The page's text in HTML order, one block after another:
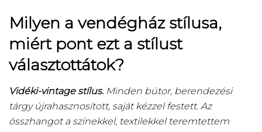
Milyen a vendégház stílusa,
miért pont ezt a stílust
választottátok?
Vidéki-vintage stílus. Minden bútor, berendezési
tárgy újrahasznosított, saját kézzel festett. Az
összhangot a színekkel, textilekkel teremtettem